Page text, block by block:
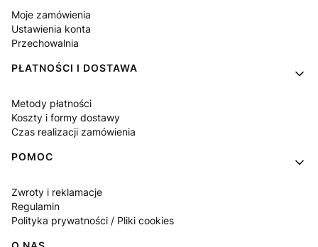
Moje zamówienia
Ustawienia konta
Przechowalnia
PŁATNOŚCI I DOSTAWA
Metody płatności
Koszty i formy dostawy
Czas realizacji zamówienia
POMOC
Zwroty i reklamacje
Regulamin
Polityka prywatności / Pliki cookies